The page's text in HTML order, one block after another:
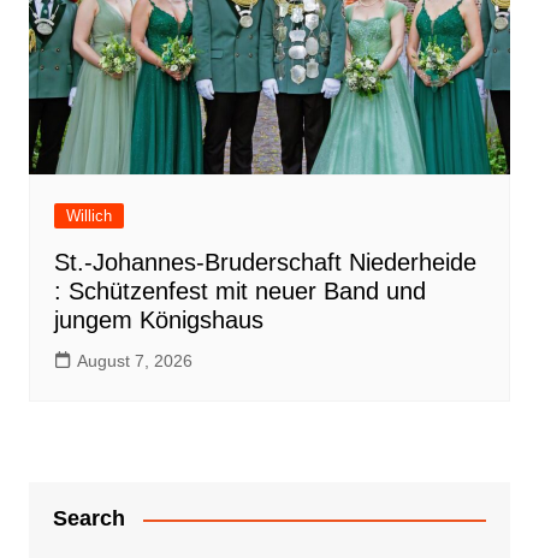
Willich
St.-Johannes-Bruderschaft Niederheide
: Schützenfest mit neuer Band und
jungem Königshaus
August 7, 2026
Search